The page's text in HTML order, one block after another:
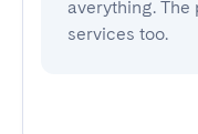
averything. The
services too.